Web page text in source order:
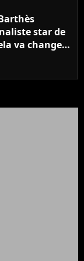
star de
va changer